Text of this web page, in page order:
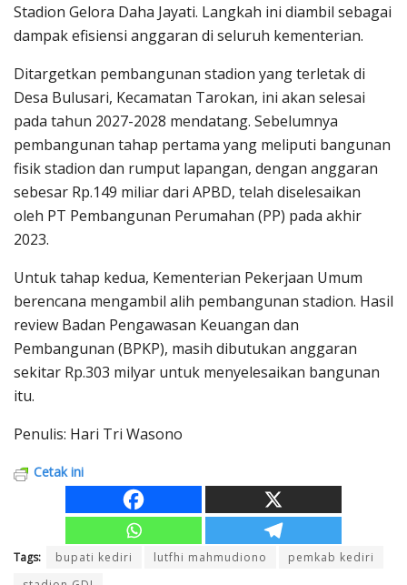
Stadion Gelora Daha Jayati. Langkah ini diambil sebagai
dampak efisiensi anggaran di seluruh kementerian.
Ditargetkan pembangunan stadion yang terletak di
Desa Bulusari, Kecamatan Tarokan, ini akan selesai
pada tahun 2027-2028 mendatang. Sebelumnya
pembangunan tahap pertama yang meliputi bangunan
fisik stadion dan rumput lapangan, dengan anggaran
sebesar Rp.149 miliar dari APBD, telah diselesaikan
oleh PT Pembangunan Perumahan (PP) pada akhir
2023.
Untuk tahap kedua, Kementerian Pekerjaan Umum
berencana mengambil alih pembangunan stadion. Hasil
review Badan Pengawasan Keuangan dan
Pembangunan (BPKP), masih dibutukan anggaran
sekitar Rp.303 milyar untuk menyelesaikan bangunan
itu.
Penulis: Hari Tri Wasono
Cetak ini
Tags: bupati kediri lutfhi mahmudiono
pemkab kediri